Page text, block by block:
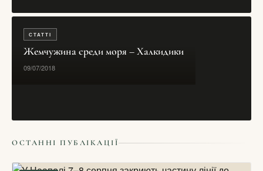
СТАТТІ
Жемчужина среди моря – Халкидики
09/07/2018
ОСТАННІ ПУБЛІКАЦІЇ